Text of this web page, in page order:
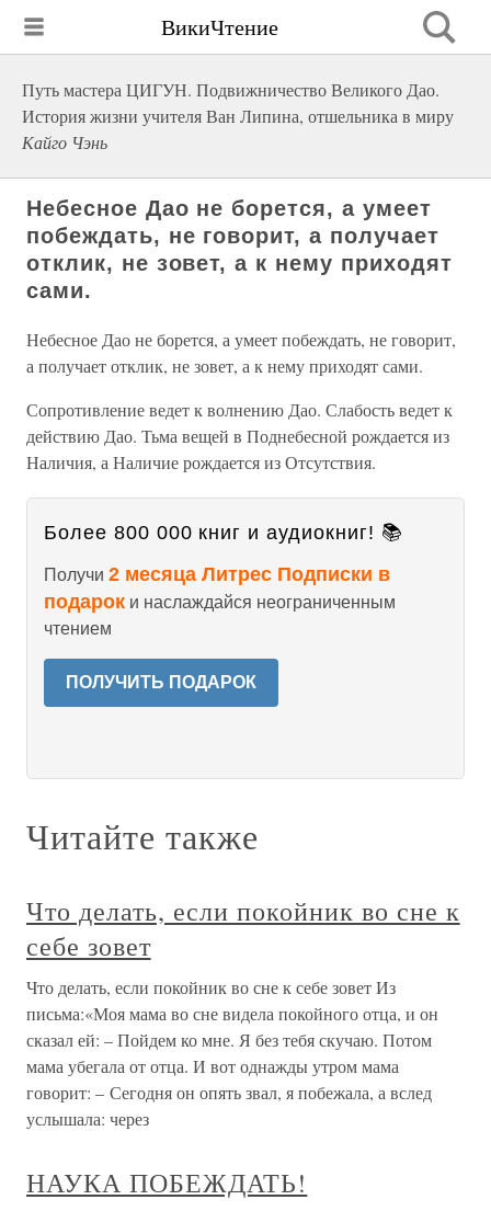
ВикиЧтение
Путь мастера ЦИГУН. Подвижничество Великого Дао.
История жизни учителя Ван Липина, отшельника в миру
Кайго Чэнь
Небесное Дао не борется, а умеет
побеждать, не говорит, а получает
отклик, не зовет, а к нему приходят
сами.
Небесное Дао не борется, а умеет побеждать, не говорит,
а получает отклик, не зовет, а к нему приходят сами.
Сопротивление ведет к волнению Дао. Слабость ведет к
действию Дао. Тьма вещей в Поднебесной рождается из
Наличия, а Наличие рождается из Отсутствия.
Более 800 000 книг и аудиокниг! 📚
Получи 2 месяца Литрес Подписки в
подарок и наслаждайся неограниченным
чтением
ПОЛУЧИТЬ ПОДАРОК
Читайте также
Что делать, если покойник во сне к
себе зовет
Что делать, если покойник во сне к себе зовет Из
письма:«Моя мама во сне видела покойного отца, и он
сказал ей: – Пойдем ко мне. Я без тебя скучаю. Потом
мама убегала от отца. И вот однажды утром мама
говорит: – Сегодня он опять звал, я побежала, а вслед
услышала: через
НАУКА ПОБЕЖДАТЬ!